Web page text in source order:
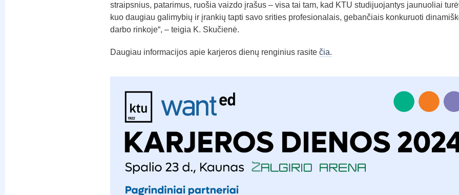
straipsnius, patarimus, ruošia vaizdo įrašus – visa tai tam, kad KTU studijuojantys jaunuoliai
kuo daugiau galimybių ir įrankių tapti savo srities profesionalais, gebančiais konkuruoti
darbo rinkoje“, – teigia K. Skučienė.
Daugiau informacijos apie karjeros dienų renginius rasite čia.